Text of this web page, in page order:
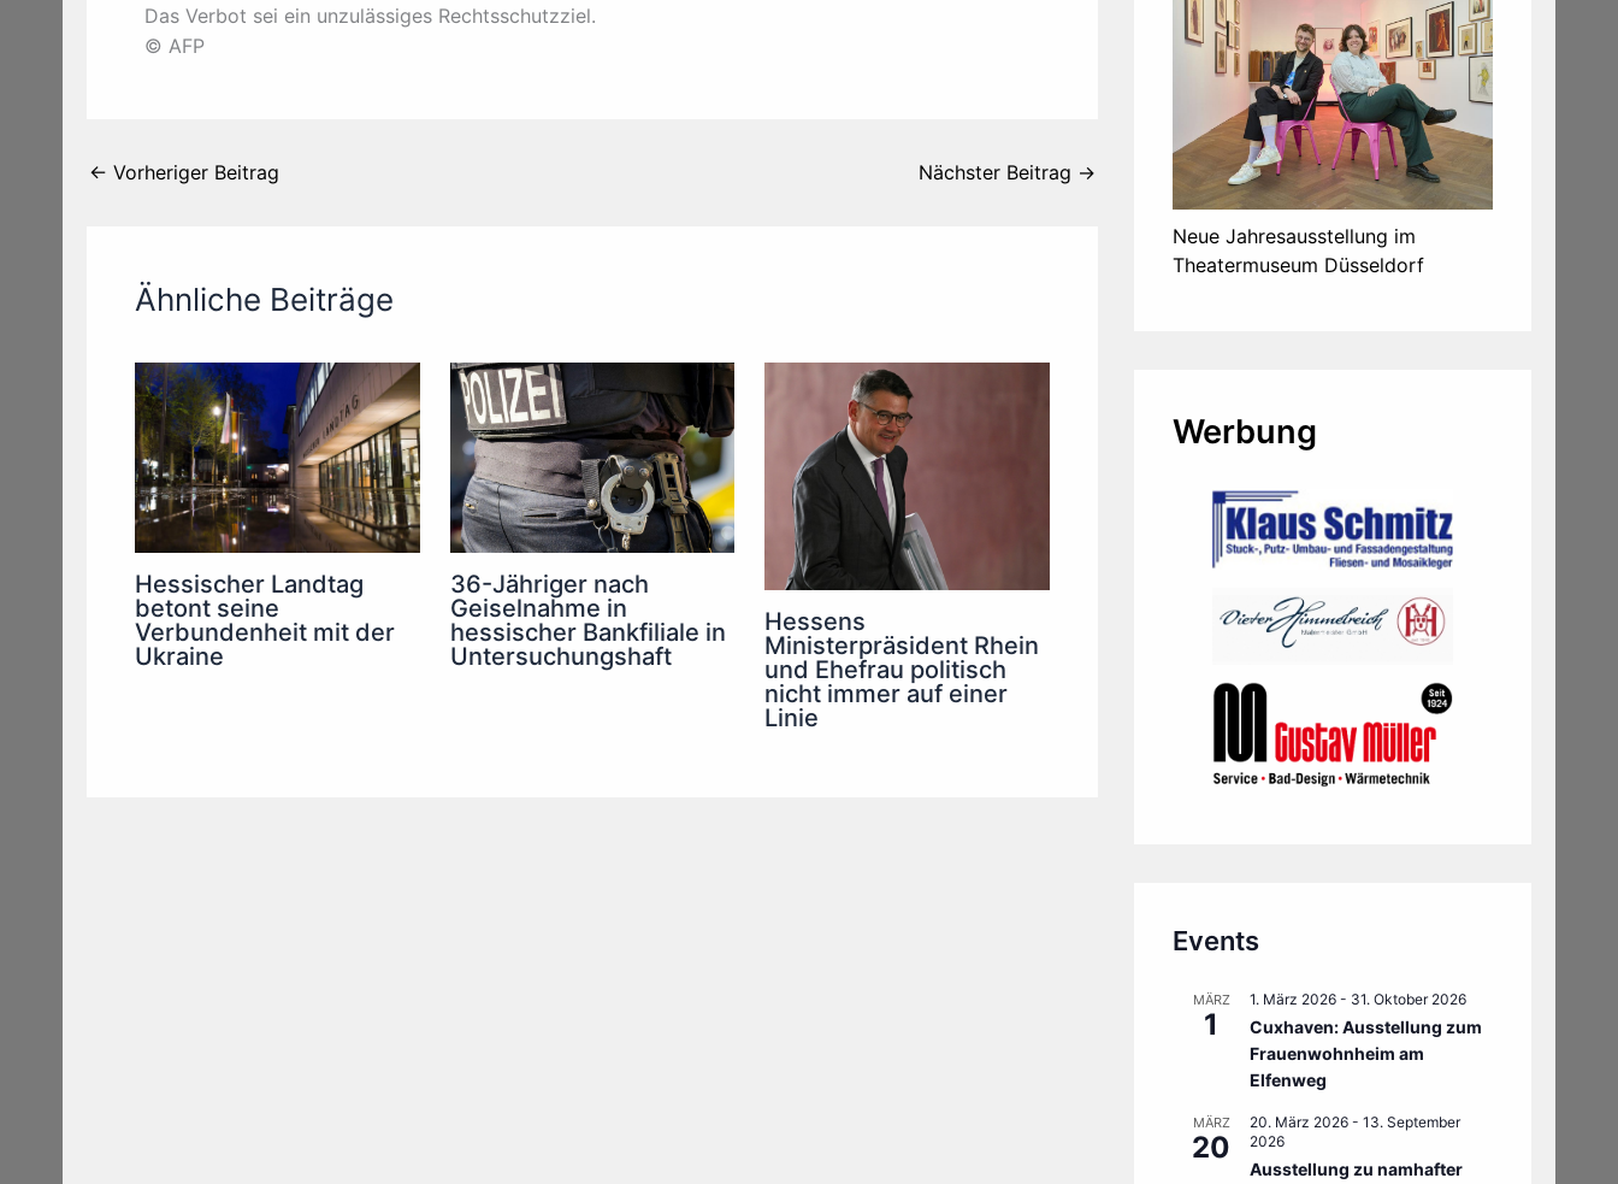
Das Verbot sei ein unzulässiges Rechtsschutzziel.
© AFP
← Vorheriger Beitrag Nächster Beitrag →
Ähnliche Beiträge
Hessischer Landtag
betont seine
Verbundenheit mit der
Ukraine
36-Jähriger nach
Geiselnahme in
hessischer Bankfiliale in
Untersuchungshaft
Hessens
Ministerpräsident Rhein
und Ehefrau politisch
nicht immer auf einer
Linie
Neue Jahresausstellung im
Theatermuseum Düsseldorf
Werbung
Events
MÄRZ
1
1. März 2026 - 31. Oktober 2026
Cuxhaven: Ausstellung zum
Frauenwohnheim am
Elfenweg
MÄRZ
20
20. März 2026 - 13. September
2026
Ausstellung zu namhafter